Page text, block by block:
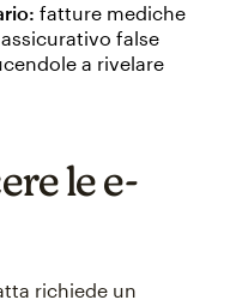
fatture mediche
false
a rivelare
le e-
richiede un